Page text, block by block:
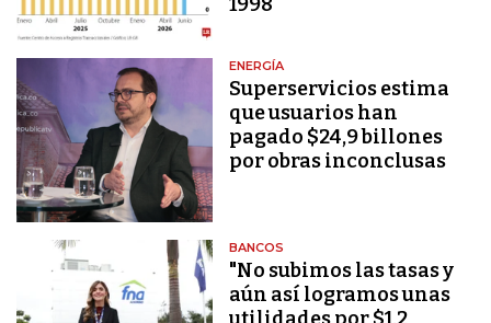
ENERGÍA
Superservicios estima
que usuarios han
pagado $24,9 billones
por obras inconclusas
BANCOS
"No subimos las tasas y
aún así logramos unas
utilidades por $1,2